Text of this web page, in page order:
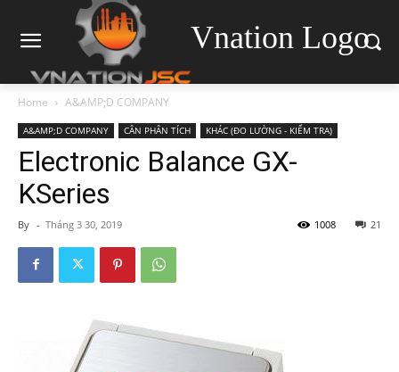
Vnation Logo
Home A&AMP;D COMPANY
A&AMP;D COMPANY CÂN PHÂN TÍCH KHÁC (ĐO LƯỜNG - KIỂM TRA)
Electronic Balance GX-
KSeries
By - Tháng 3 30, 2019 21
1008